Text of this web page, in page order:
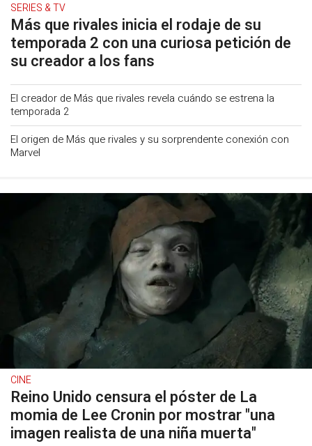
SERIES & TV
Más que rivales inicia el rodaje de su
temporada 2 con una curiosa petición de
su creador a los fans
El creador de Más que rivales revela cuándo se estrena la
temporada 2
El origen de Más que rivales y su sorprendente conexión con
Marvel
CINE
Reino Unido censura el póster de La
momia de Lee Cronin por mostrar "una
imagen realista de una niña muerta"